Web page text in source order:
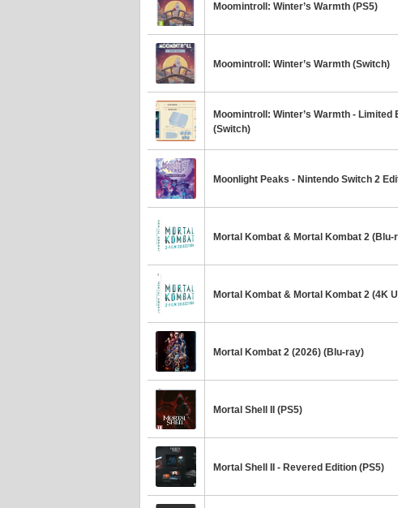
Moomintroll: Winter’s Warmth (PS5)
Moomintroll: Winter’s Warmth (Switch)
Moomintroll: Winter’s Warmth - Limited
(Switch)
Moonlight Peaks - Nintendo Switch 2
Mortal Kombat & Mortal Kombat 2 (Blu-
Mortal Kombat & Mortal Kombat 2 (4K
Mortal Kombat 2 (2026) (Blu-ray)
Mortal Shell II (PS5)
Mortal Shell II - Revered Edition (PS5)